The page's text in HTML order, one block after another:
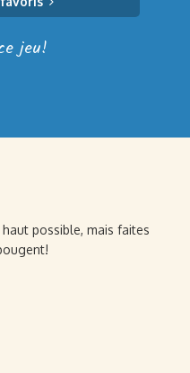
jeu!
possible, mais faites